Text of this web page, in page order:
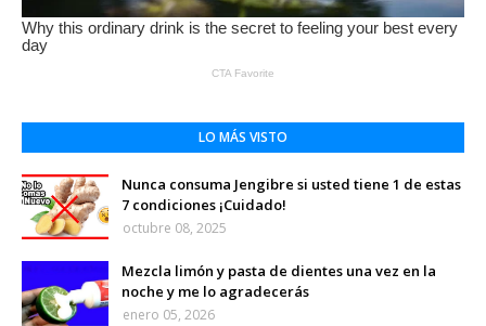
LO MÁS VISTO
Nunca consuma Jengibre si usted tiene 1 de estas
7 condiciones ¡Cuidado!
octubre 08, 2025
Mezcla limón y pasta de dientes una vez en la
noche y me lo agradecerás
enero 05, 2026